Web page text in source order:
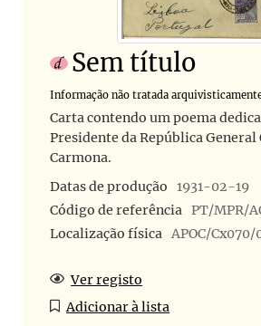
Sem título
Informação não tratada
Carta contendo um poema
Presidente da República General
Carmona.
Datas de produção
1931-02-19
Código de referência PT/MPR/
Localização física APOC/Cx070/
Ver registo
Adicionar à lista